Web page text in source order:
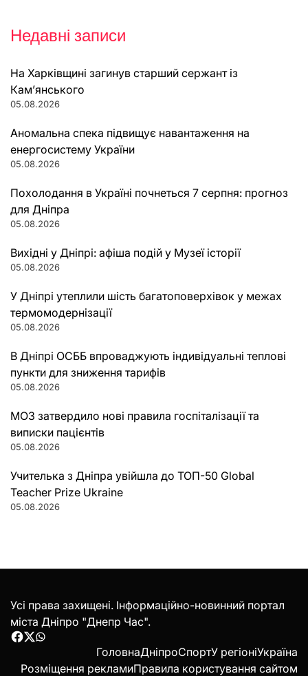
Недавні записи
На Харківщині загинув старший сержант із
Кам’янського
05.08.2026
Аномальна спека підвищує навантаження на
енергосистему України
05.08.2026
Похолодання в Україні почнеться 7 серпня: прогноз
для Дніпра
05.08.2026
Вихідні у Дніпрі: афіша подій у Музеї історії
05.08.2026
У Дніпрі утеплили шість багатоповерхівок у межах
термомодернізації
05.08.2026
В Дніпрі ОСББ впроваджують індивідуальні теплові
пункти для зниження тарифів
05.08.2026
МОЗ затвердило нові правила госпіталізації та
виписки пацієнтів
05.08.2026
Учителька з Дніпра увійшла до ТОП-50 Global
Teacher Prize Ukraine
05.08.2026
Усі права захищені. Інформаційно-новинний портал
міста Дніпро "Днепр Час".
Facebook
Twitter
WhatsApp
ГоловнаДніпроСпортУ регіоніУкраїна
Розміщення рекламиПравила користування сайтом